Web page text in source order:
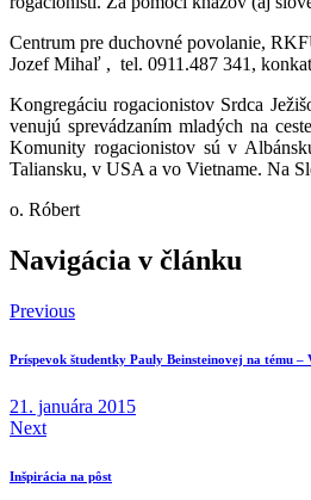
Centrum pre duchovné povolanie,
Jozef Mihaľ , tel. 0911.487 341,
Kongregáciu rogacionistov Srdca
venujú sprevádzaním mladých na
Komunity rogacionistov sú v
Taliansku, v USA a vo Vietname. Na
o. Róbert
Navigácia v článku
Previous
Príspevok študentky Pauly Beinsteinovej na tému
21. januára 2015
Next
Inšpirácia na pôst